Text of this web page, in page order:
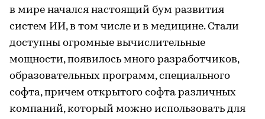
в мире начался настоящий бум развития
систем ИИ, в том числе и в медицине. Стали
доступны огромные вычислительные
мощности, появилось много разработчиков,
образовательных программ, специального
софта, причем открытого софта различных
компаний, который можно использовать для